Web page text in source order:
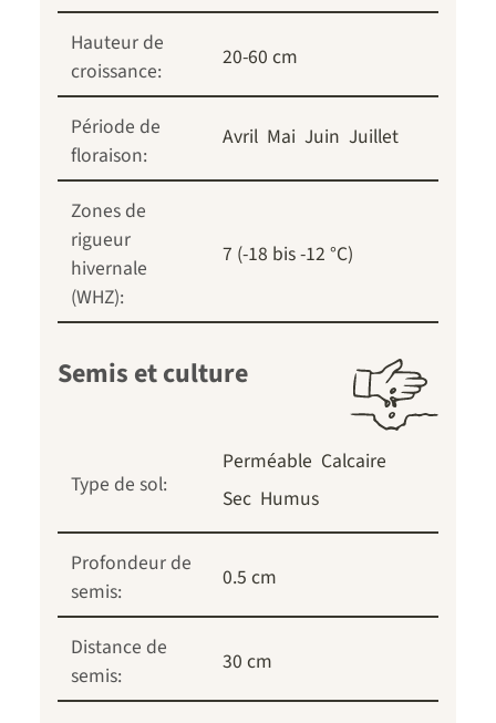
Hauteur de
croissance:
20-60 cm
Période de
floraison:
Avril Mai Juin Juillet
Zones de
rigueur
hivernale
(WHZ):
7 (-18 bis -12 °C)
Semis et culture
Type de sol:
Perméable Calcaire
Sec Humus
Profondeur de
semis:
0.5 cm
Distance de
semis:
30 cm